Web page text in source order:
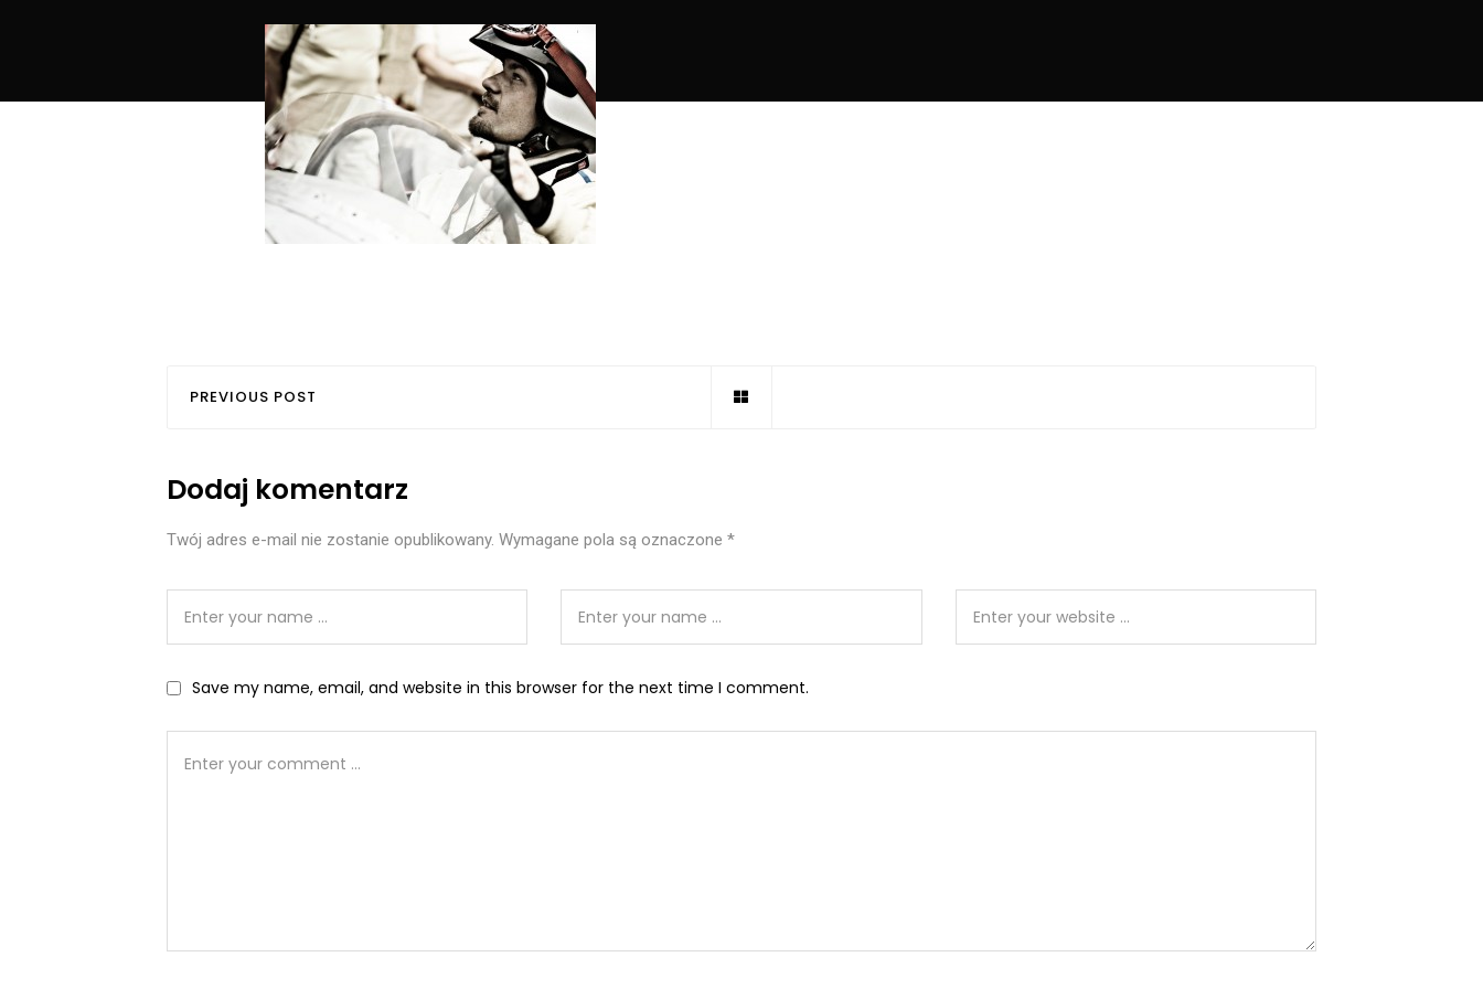
PREVIOUS POST
Dodaj komentarz
Twój adres e-mail nie zostanie opublikowany. Wymagane pola są oznaczone *
Save my name, email, and website in this browser for the next time I comment.